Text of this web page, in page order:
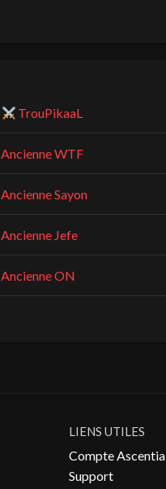
TrouPikaaL
Ancienne WTF
Ancienne Sayon
Ancienne Jefe
Ancienne ON
LIENS UTILES
Compte Ascentia
Support